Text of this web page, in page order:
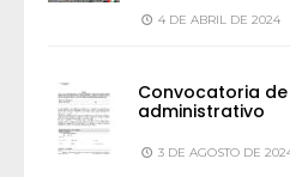
4 DE ABRIL DE 2024
Convocatoria
administrativo
3 DE AGOSTO DE